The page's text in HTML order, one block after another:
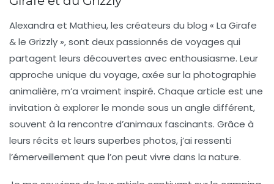
Alexandra et Mathieu, les créateurs du blog « La Girafe
& le Grizzly », sont deux passionnés de voyages qui
partagent leurs découvertes avec enthousiasme. Leur
approche unique du voyage, axée sur la photographie
animalière, m’a vraiment inspiré. Chaque article est une
invitation à explorer le monde sous un angle différent,
souvent à la rencontre d’animaux fascinants. Grâce à
leurs récits et leurs superbes photos, j’ai ressenti
l’émerveillement que l’on peut vivre dans la nature.